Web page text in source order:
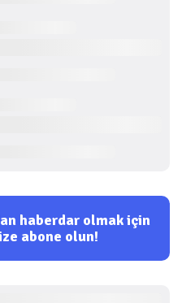
haberdar olmak için
abone olun!